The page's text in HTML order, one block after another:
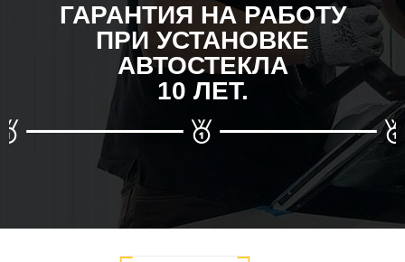
ГАРАНТИЯ НА РАБОТУ
ПРИ УСТАНОВКЕ
АВТОСТЕКЛА
10 ЛЕТ.